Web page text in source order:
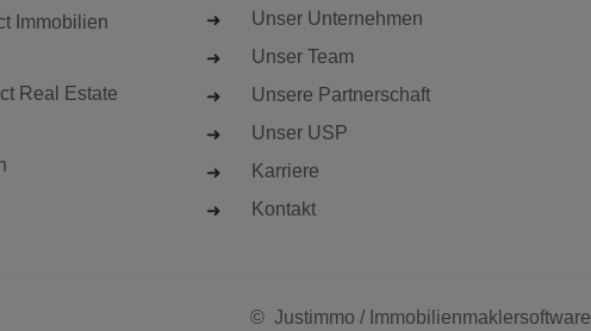
Immobilien
Real Estate
Unser Unternehmen
Unser Team
Unsere Partnerschaft
Unser USP
Karriere
Kontakt
© Justimmo / Immobilienmaklersoftware